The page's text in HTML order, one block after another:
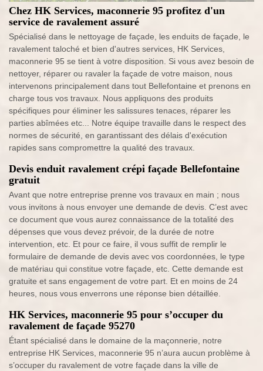
Chez HK Services, maconnerie 95 profitez d'un
service de ravalement assuré
Spécialisé dans le nettoyage de façade, les enduits de façade, le
ravalement taloché et bien d'autres services, HK Services,
maconnerie 95 se tient à votre disposition. Si vous avez besoin de
nettoyer, réparer ou ravaler la façade de votre maison, nous
intervenons principalement dans tout Bellefontaine et prenons en
charge tous vos travaux. Nous appliquons des produits
spécifiques pour éliminer les salissures tenaces, réparer les
parties abîmées etc... Notre équipe travaille dans le respect des
normes de sécurité, en garantissant des délais d'exécution
rapides sans compromettre la qualité des travaux.
Devis enduit ravalement crépi façade Bellefontaine
gratuit
Avant que notre entreprise prenne vos travaux en main ; nous
vous invitons à nous envoyer une demande de devis. C’est avec
ce document que vous aurez connaissance de la totalité des
dépenses que vous devez prévoir, de la durée de notre
intervention, etc. Et pour ce faire, il vous suffit de remplir le
formulaire de demande de devis avec vos coordonnées, le type
de matériau qui constitue votre façade, etc. Cette demande est
gratuite et sans engagement de votre part. Et en moins de 24
heures, nous vous enverrons une réponse bien détaillée.
HK Services, maconnerie 95 pour s’occuper du
ravalement de façade 95270
Étant spécialisé dans le domaine de la maçonnerie, notre
entreprise HK Services, maconnerie 95 n’aura aucun problème à
s’occuper du ravalement de votre façade dans la ville de